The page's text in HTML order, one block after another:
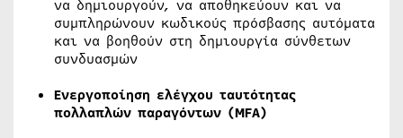
να δημιουργούν, να αποθηκεύουν και να
συμπληρώνουν κωδικούς πρόσβασης αυτόματα
και να βοηθούν στη δημιουργία σύνθετων
συνδυασμών
Ενεργοποίηση ελέγχου ταυτότητας
πολλαπλών παραγόντων (MFA)